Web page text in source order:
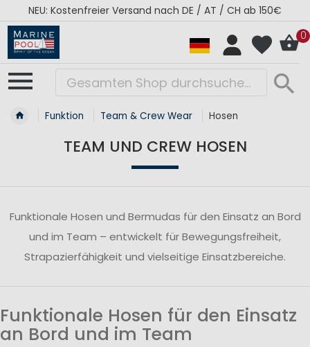
NEU: Kostenfreier Versand nach DE / AT / CH ab 150€
0
Funktion Team & Crew Wear Hosen
TEAM UND CREW HOSEN
Funktionale Hosen und Bermudas für den Einsatz an Bord
und im Team – entwickelt für Bewegungsfreiheit,
Strapazierfähigkeit und vielseitige Einsatzbereiche.
Funktionale Hosen für den Einsatz
an Bord und im Team